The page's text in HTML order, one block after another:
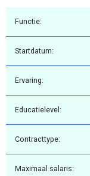
Functie:
Startdatum:
Ervaring:
Educatielevel:
Contracttype:
Maximaal salaris: